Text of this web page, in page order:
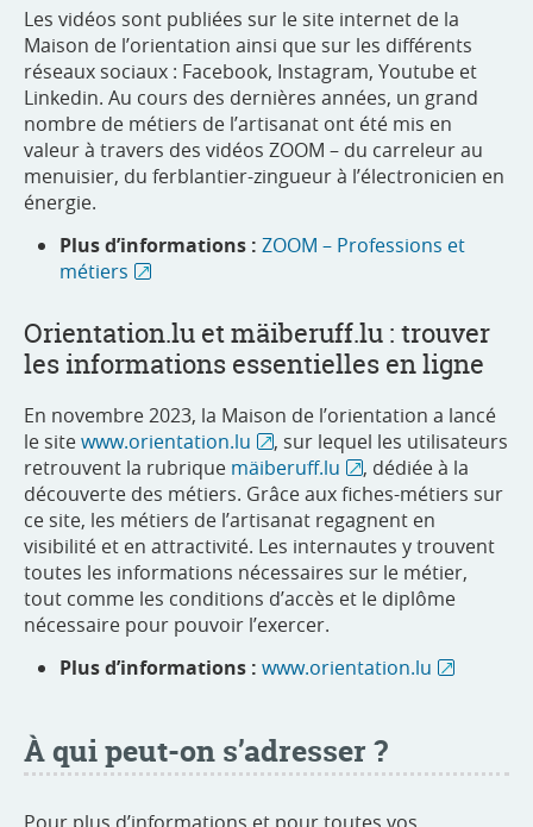
Les vidéos sont publiées sur le site internet de la
Maison de l’orientation ainsi que sur les différents
réseaux sociaux : Facebook, Instagram, Youtube et
Linkedin. Au cours des dernières années, un grand
nombre de métiers de l’artisanat ont été mis en
valeur à travers des vidéos ZOOM – du carreleur au
menuisier, du ferblantier-zingueur à l’électronicien en
énergie.
Plus d’informations : ZOOM – Professions et
métiers
Orientation.lu et mäiberuff.lu : trouver
les informations essentielles en ligne
En novembre 2023, la Maison de l’orientation a lancé
le sitewww.orientation.lu
, sur lequel les utilisateurs
retrouvent la rubrique mäiberuff.lu
, dédiée à la
découverte des métiers. Grâce aux fiches-métiers sur
ce site, les métiers de l’artisanat regagnent en
visibilité et en attractivité. Les internautes y trouvent
toutes les informations nécessaires sur le métier,
tout comme les conditions d’accès et le diplôme
nécessaire pour pouvoir l’exercer.
Plus d’informations : www.orientation.lu
À qui peut-on s’adresser ?